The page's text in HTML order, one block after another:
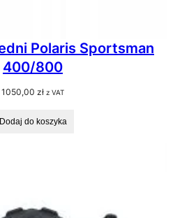
Polaris Sportsman
400/800
1050,00 zł z VAT
Dodaj do koszyka